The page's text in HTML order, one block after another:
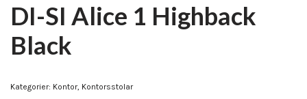
DI-SI Alice 1 Highback
Black
Kategorier: Kontor, Kontorsstolar